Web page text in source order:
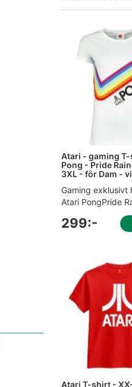
Atari - gaming
Pong - Pride
3XL - för Dam -
Gaming exklusivt
Atari PongPride
299:-
Atari T-shirt -